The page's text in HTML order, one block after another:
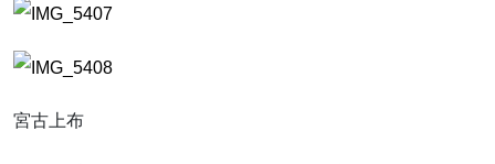
よくあるご質問
アクセス
宮古上布